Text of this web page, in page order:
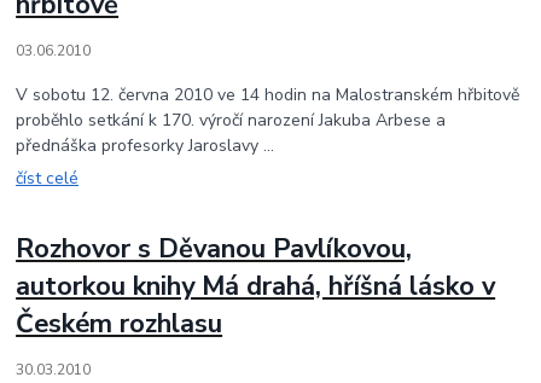
03.06.2010
V sobotu 12. června 2010 ve 14 hodin na Malostranském hřbitově
proběhlo setkání k 170. výročí narození Jakuba Arbese a
přednáška profesorky Jaroslavy ...
číst celé
Rozhovor s Děvanou Pavlíkovou,
autorkou knihy Má drahá, hříšná lásko v
Českém rozhlasu
30.03.2010